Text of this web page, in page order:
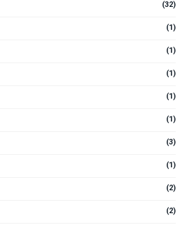
(32)
(1)
(1)
(1)
(1)
(1)
(3)
(1)
(2)
(2)